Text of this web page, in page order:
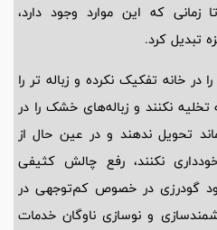
که این موارد وجود دارد،
تبدیل کرد.
در خانه تفکیک نکرده و زباله تر را
تخلیه نکنند و زباله‌های خشک را در
تحویل ندهند و در عین حال از
نکنند، رفع چالش کثیفی
گودرزی در خصوص کم‌توجهی در
و نوسازی ناوگان خدمات